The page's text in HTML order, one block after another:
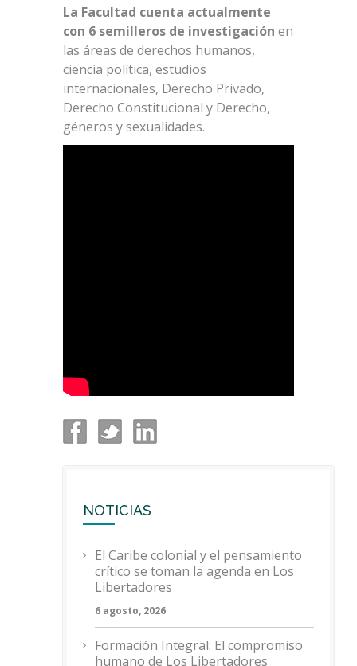
La Facultad cuenta actualmente
con 6 semilleros de investigación en
las áreas de derechos humanos,
ciencia política, estudios
internacionales, Derecho Privado,
Derecho Constitucional y Derecho,
géneros y sexualidades.
NOTICIAS
El Caribe colonial y el pensamiento
crítico se toman la agenda en Los
Libertadores
6 agosto, 2026
Formación Integral: El compromiso
humano de Los Libertadores